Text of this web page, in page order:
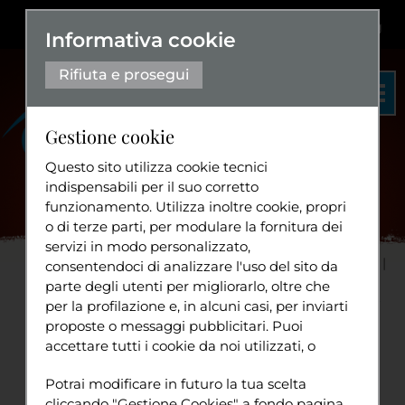
Dislessia Eng
Organigramma
Statuto
Diventa volontario
Sport
Home Progetti Solidarietà
Connessioni attive per la Pace Anno I
Lunedì 8 gennaio 2007
Ultimo giorno del nostro intenso e impegnativo
viaggio in Terra Santa. Siamo in attesa che
Informativa cookie
Rifiuta e prosegui
Gestione cookie
Questo sito utilizza cookie tecnici
indispensabili per il suo corretto
funzionamento. Utilizza inoltre cookie, propri
o di terze parti, per modulare la fornitura dei
servizi in modo personalizzato,
consentendoci di analizzare l'uso del sito da
parte degli utenti per migliorarlo, oltre che
per la profilazione e, in alcuni casi, per inviarti
proposte o messaggi pubblicitari. Puoi
accettare tutti i cookie da noi utilizzati, o
compaiono sulle pagine di questo sito,
Potrai modificare in futuro la tua scelta